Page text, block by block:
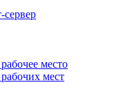
сервер
место
мест